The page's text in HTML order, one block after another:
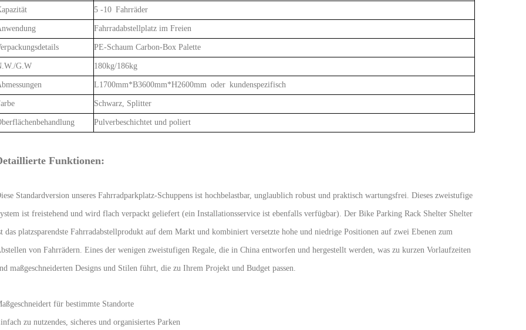
5 -10 Fahrräder
Fahrradabstellplatz im Freien
PE-Schaum Carbon-Box Palette
G.W 180kg/186kg
L1700mm*B3600mm*H2600mm oder kundenspezifisch
Schwarz, Splitter
Pulverbeschichtet und poliert
Funktionen:
Standardversion unseres Fahrradparkplatz-Schuppens ist hochbelastbar, unglaublich robust und praktisch wartungsfrei. Dieses zweistufige
ist freistehend und wird flach verpackt geliefert (ein Installationsservice ist ebenfalls verfügbar). Der Bike Parking Rack Shelter Shelter
das platzsparendste Fahrradabstellprodukt auf dem Markt und kombiniert versetzte hohe und niedrige Positionen auf zwei Ebenen zum
von Fahrrädern. Eines der wenigen zweistufigen Regale, die in China entworfen und hergestellt werden, was zu kurzen Vorlaufzeiten
maßgeschneiderten Designs und Stilen führt, die zu Ihrem Projekt und Budget passen.
für bestimmte Standorte
zu nutzendes, sicheres und organisiertes Parken